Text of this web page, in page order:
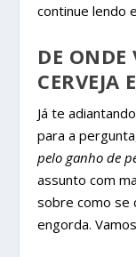
continue lendo
DE ONDE
CERVEJA
Já te
para a
pelo ganho de
assunto com
sobre como se
engorda.